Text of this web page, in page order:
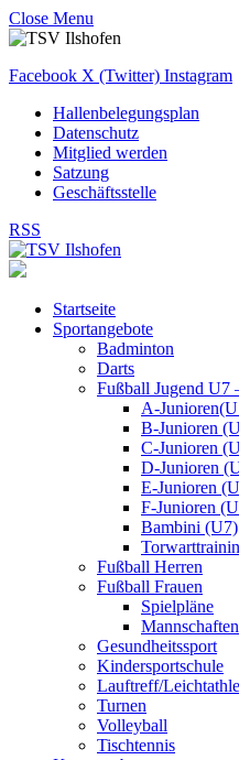
Close Menu
Facebook X (Twitter) Instagram
Hallenbelegungsplan
Datenschutz
Mitglied werden
Satzung
Geschäftsstelle
RSS
Startseite
Sportangebote
Badminton
Darts
Fußball Jugend U7
A-
B-Junioren
C-Junioren
D-Junioren
E-Junioren
F-Junioren
Bambini (U7)
Fußball Herren
Fußball Frauen
Spielpläne
Mannschaften
Gesundheitssport
Kindersportschule
Lauftreff/
Turnen
Volleyball
Tischtennis